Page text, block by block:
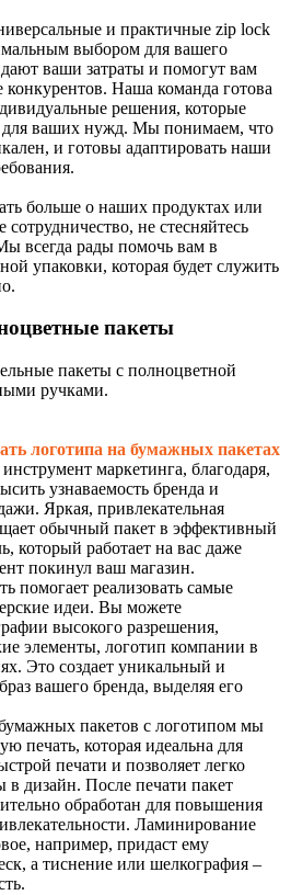
и практичные zip lock
выбором для вашего
ваши затраты и помогут вам
конкурентов. Наша команда готова
решения, которые
для ваших нужд. Мы понимаем, что
и готовы адаптировать наши
больше о наших продуктах или
не стесняйтесь
всегда рады помочь вам в
упаковки, которая будет служить
пакеты
пакеты с полноцветной
ручками.
логотипа на бумажных пакетах
маркетинга, благодаря,
узнаваемость бренда и
Яркая, привлекательная
обычный пакет в эффективный
который работает на вас даже
покинул ваш магазин.
помогает реализовать самые
идеи. Вы можете
высокого разрешения,
элементы, логотип компании в
Это создает уникальный и
вашего бренда, выделяя его
пакетов с логотипом мы
печать, которая идеальна для
печати и позволяет легко
в дизайн. После печати пакет
обработан для повышения
Ламинирование
например, придаст ему
а тиснение или шелкография –